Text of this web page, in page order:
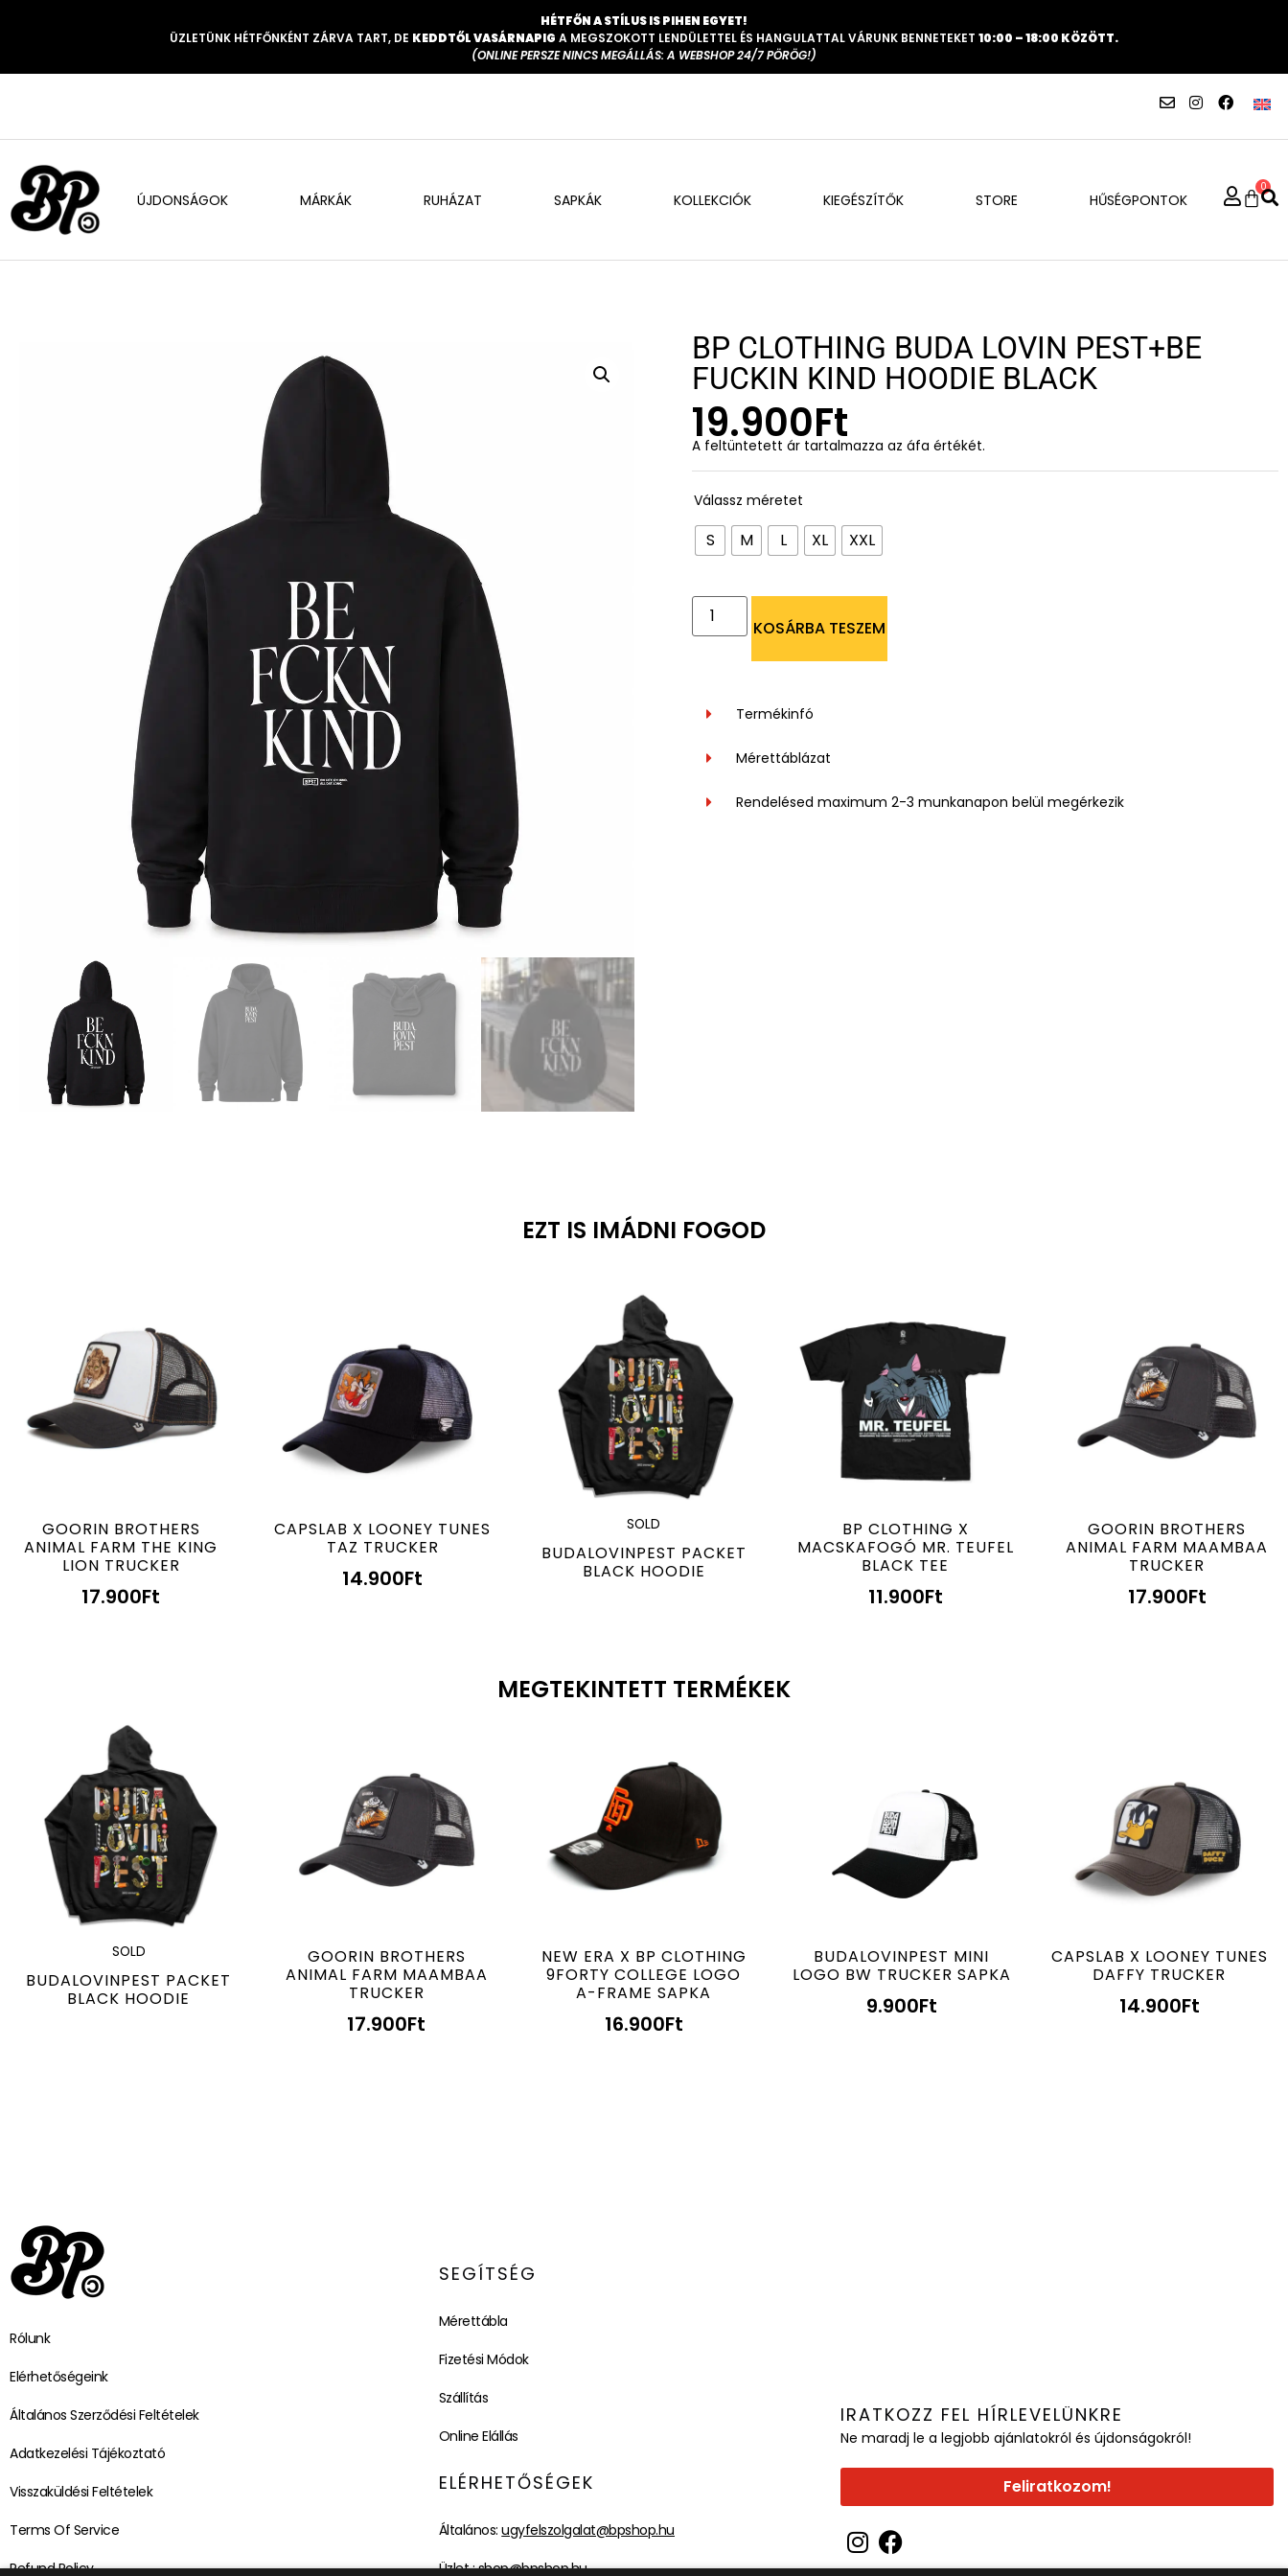
HÉTFŐN A STÍLUS IS PIHEN EGYET!
ÜZLETÜNK HÉTFŐNKÉNT ZÁRVA TART, DE KEDDTŐL VASÁRNAPIG A MEGSZOKOTT LENDÜLETTEL ÉS HANGULATTAL VÁRUNK BENNETEKET 10:00 – 18:00 KÖZÖTT.
(ONLINE PERSZE NINCS MEGÁLLÁS: A WEBSHOP 24/7 PÖRÖG!)
ÚJDONSÁGOK MÁRKÁK RUHÁZAT SAPKÁK KOLLEKCIÓK KIEGÉSZÍTŐK STORE HŰSÉGPONTOK
0
BP CLOTHING BUDA LOVIN PEST+BE
FUCKIN KIND HOODIE BLACK
19.900Ft
A feltüntetett ár tartalmazza az áfa értékét.
Válassz méretet
S M L XL XXL
KOSÁRBA TESZEM
Termékinfó
Mérettáblázat
Rendelésed maximum 2-3 munkanapon belül megérkezik
EZT IS IMÁDNI FOGOD
GOORIN BROTHERS
ANIMAL FARM THE KING
LION TRUCKER
17.900Ft
CAPSLAB X LOONEY TUNES
TAZ TRUCKER
14.900Ft
SOLD
BUDALOVINPEST PACKET
BLACK HOODIE
BP CLOTHING X
MACSKAFOGÓ MR. TEUFEL
BLACK TEE
11.900Ft
GOORIN BROTHERS
ANIMAL FARM MAAMBAA
TRUCKER
17.900Ft
MEGTEKINTETT TERMÉKEK
SOLD
BUDALOVINPEST PACKET
BLACK HOODIE
GOORIN BROTHERS
ANIMAL FARM MAAMBAA
TRUCKER
17.900Ft
NEW ERA X BP CLOTHING
9FORTY COLLEGE LOGO
A-FRAME SAPKA
16.900Ft
BUDALOVINPEST MINI
LOGO BW TRUCKER SAPKA
9.900Ft
CAPSLAB X LOONEY TUNES
DAFFY TRUCKER
14.900Ft
Rólunk
Elérhetőségeink
Általános Szerződési Feltételek
Adatkezelési Tájékoztató
Visszaküldési Feltételek
Terms Of Service
Refund Policy
SEGÍTSÉG
Mérettábla
Fizetési Módok
Szállítás
Online Elállás
ELÉRHETŐSÉGEK
Általános:ugyfelszolgalat@bpshop.hu
Üzlet :shop@bpshop.hu
IRATKOZZ FEL HÍRLEVELÜNKRE
Ne maradj le a legjobb ajánlatokról és újdonságokról!
Feliratkozom!